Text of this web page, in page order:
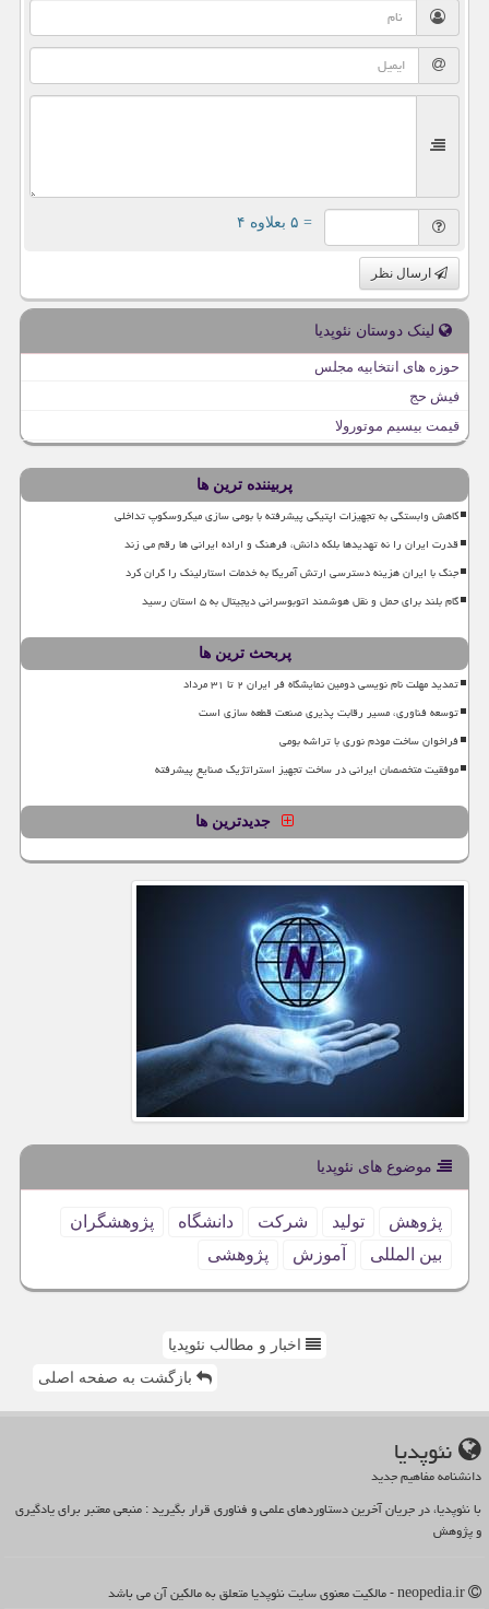
= ۵ بعلاوه ۴
ارسال نظر
لینک دوستان نئوپدیا
حوزه های انتخابیه مجلس
فیش حج
قیمت بیسیم موتورولا
پربیننده ترین ها
کاهش وابستگی به تجهیزات اپتیکی پیشرفته با بومی سازی میکروسکوپ تداخلی
قدرت ایران را نه تهدیدها بلکه دانش، فرهنگ و اراده ایرانی ها رقم می زند
جنگ با ایران هزینه دسترسی ارتش آمریکا به خدمات استارلینک را گران کرد
گام بلند برای حمل و نقل هوشمند اتوبوسرانی دیجیتال به ۵ استان رسید
پربحث ترین ها
تمدید مهلت نام نویسی دومین نمایشگاه فر ایران ۲ تا ۳۱ مرداد
توسعه فناوری، مسیر رقابت پذیری صنعت قطعه سازی است
فراخوان ساخت مودم نوری با تراشه بومی
موفقیت متخصصان ایرانی در ساخت تجهیز استراتژیک صنایع پیشرفته
جدیدترین ها
موضوع های نئوپدیا
پژوهش تولید شركت دانشگاه
پژوهشگران
بین المللی
آموزش پژوهشی
اخبار و مطالب نئوپدیا
بازگشت به صفحه اصلی
نئوپدیا
دانشنامه مفاهیم جدید
با نئوپدیا، در جریان آخرین دستاوردهای علمی و فناوری قرار بگیرید : منبعی معتبر برای یادگیری
و پژوهش